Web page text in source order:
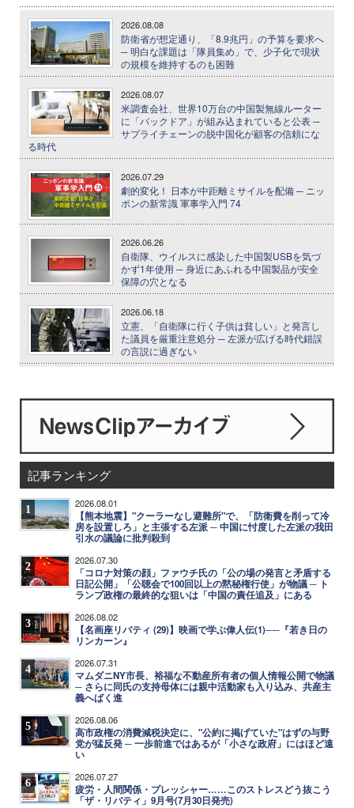
2026.08.08
防衛省が想定通り、「8.9兆円」の予算を要求へ
─ 明白な課題は「隊員集め」で、少子化で現状
の規模を維持するのも困難
2026.08.07
米調査会社、世界10万台の中国製無線ルーター
に「バックドア」が組み込まれていると公表 ─
サプライチェーンの脱中国化が顧客の信頼にな
る時代
2026.07.29
劇的変化！ 日本が中距離ミサイルを配備 ─ ニッ
ポンの新常識 軍事学入門 74
2026.06.26
自衛隊、ウイルスに感染した中国製USBを気づ
かず1年使用 ─ 身近にあふれる中国製品が安全
保障の穴となる
2026.06.18
立憲、「自衛隊に行く子供は貧しい」と発言し
た議員を厳重注意処分 ─ 左派が広げる時代錯誤
の言説に過ぎない
記事ランキング
1 2026.08.01
【熊本地震】"クーラーなし避難所"で、「防衛費を削って冷
房を設置しろ」と主張する左派 ─ 中国に忖度した左派の我田
引水の議論に批判殺到
2 2026.07.30
「コロナ対策の顔」ファウチ氏の「公の場の発言と矛盾する
日記公開」「公聴会で100回以上の黙秘権行使」が物議 ─ ト
ランプ政権の最終的な狙いは「中国の責任追及」にある
3 2026.08.02
【名画座リバティ (29)】映画で学ぶ偉人伝(1)──『若き日の
リンカーン』
4 2026.07.31
マムダニNY市長、裕福な不動産所有者の個人情報公開で物議
─ さらに同氏の支持母体には親中活動家も入り込み、共産主
義へばく進
5 2026.08.06
高市政権の消費減税決定に、"公約に掲げていた"はずの与野
党が猛反発 ─ 一歩前進ではあるが「小さな政府」にはほど遠
い
6 2026.07.27
疲労・人間関係・プレッシャー……このストレスどう抜こう
「ザ・リバティ」9月号(7月30日発売)